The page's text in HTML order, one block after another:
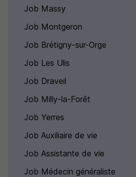
Job Massy
Job Montgeron
Job Brétigny-sur-Orge
Job Les Ulis
Job Draveil
Job Milly-la-Forêt
Job Yerres
Job Auxiliaire de vie
Job Assistante de vie
Job Médecin généraliste